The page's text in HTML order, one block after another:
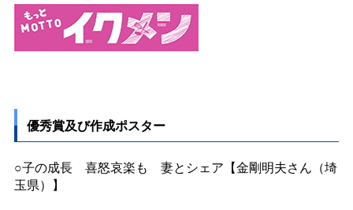
優秀賞及び作成ポスター
○子の成長 喜怒哀楽も 妻とシェア【金剛明夫さん（埼
玉県）】